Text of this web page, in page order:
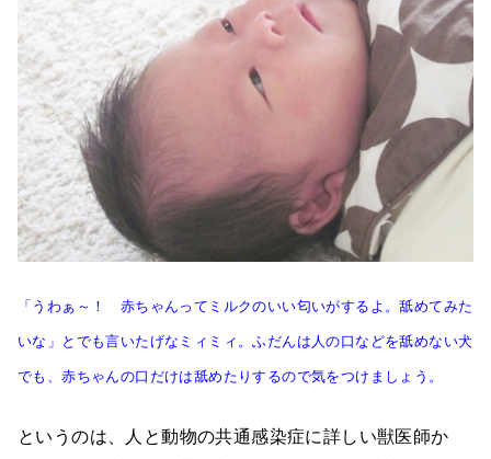
「うわぁ～！ 赤ちゃんってミルクのいい匂いがするよ。舐めてみた
いな」とでも言いたげなミィミィ。ふだんは人の口などを舐めない犬
でも、赤ちゃんの口だけは舐めたりするので気をつけましょう。
というのは、人と動物の共通感染症に詳しい獣医師か